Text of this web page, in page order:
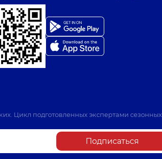
Цикл подготовленных экспертами сезонных
Подписаться